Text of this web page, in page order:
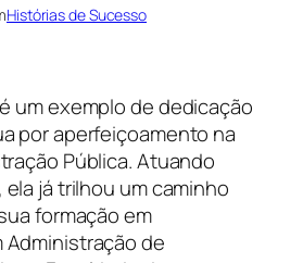
Histórias de Sucesso
um exemplo de dedicação
por aperfeiçoamento na
Pública. Atuando
já trilhou um caminho
formação em
Administração de